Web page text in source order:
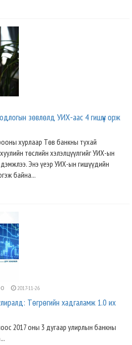
зөвлөлд УИХ-аас 4 гишүүн орж
хурлаар Төв банкны тухай
төслийн хэлэлцүүлгийг УИХ-ын
дэмжлээ. Энэ үеэр УИХ-ын гишүүдийн
байна...
2017-11-26
Төгрөгийн хадгаламж 1.0 их
2017 оны 3 дугаар улирлын банкны